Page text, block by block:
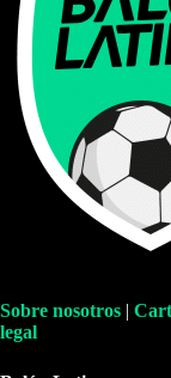
Sobre nosotros |
legal